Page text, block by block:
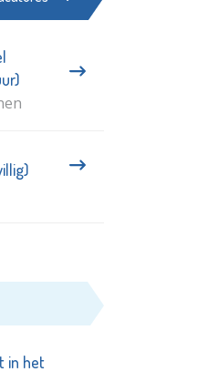
in het